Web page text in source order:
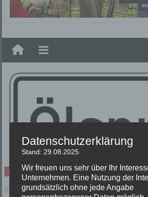
Elzach
Einsätze
09/12/2023
Datenschutzerklärung
Stand: 29.08.2025
Wir freuen uns sehr über Ihr
Unternehmen. Eine Nutzung der
grundsätzlich ohne jede Angabe